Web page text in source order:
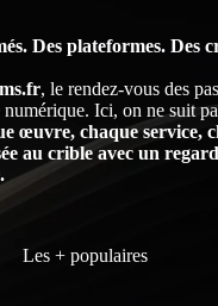
Des plateformes. Des
, le rendez-vous des
Ici, on ne suit
œuvre, chaque service,
au crible avec un
Les + populaires